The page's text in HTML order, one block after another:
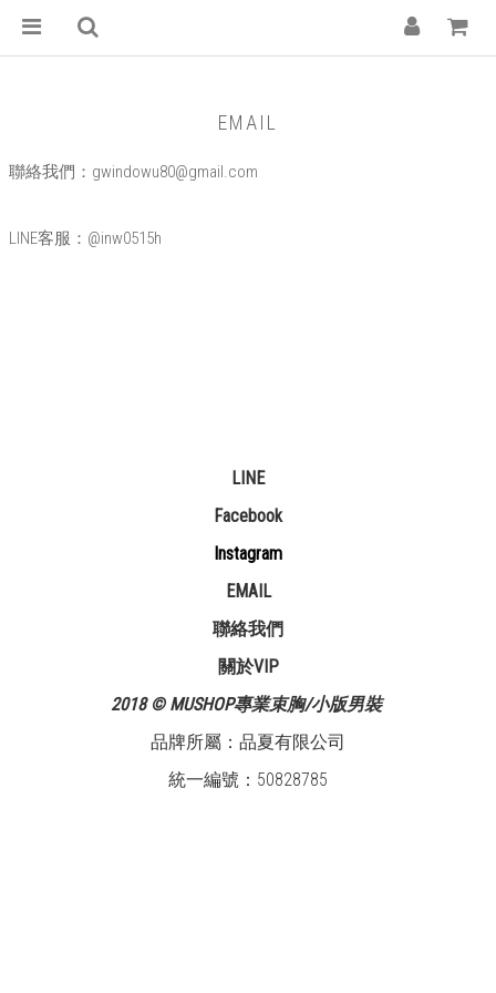
EMAIL
聯絡我們：gwindowu80@gmail.com
LINE客服：@inw0515h
LINE
Facebook
Instagram
EMAIL
聯絡我們
關於VIP
2018 © MUSHOP專業束胸/小版男裝
品牌所屬：品夏有限公司
統一編號：50828785